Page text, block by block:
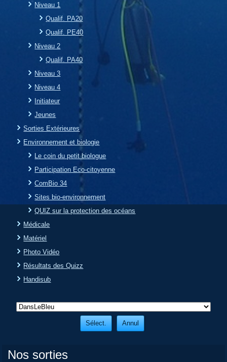
Niveau 1
Qualif. PA20
Qualif. PE40
Niveau 2
Qualif. PA40
Niveau 3
Niveau 4
Initiateur
Jeunes
Sorties Extérieures
Environnement et biologie
Le coin du petit biologue
Participation Eco-citoyenne
ComBio 34
Sites bio-environnement
QUIZ sur la protection des océans
Médicale
Matériel
Photo Vidéo
Résultats des Quizz
Handisub
Nos sorties